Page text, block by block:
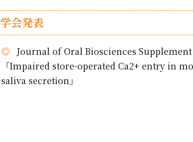
学会発表
Journal of Oral Biosciences Supplement
「Impaired store-operated Ca2+ entry in
saliva secretion」